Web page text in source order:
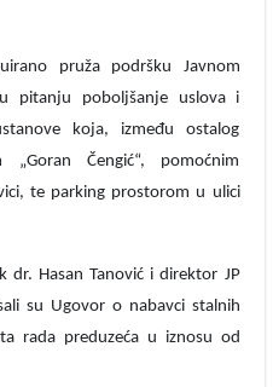
pruža podršku Javnom
pitanju poboljšanje uslova i
koja, između ostalog
Čengić“, pomoćnim
te parking prostorom u ulici
dr. Hasan Tanović i direktor JP
su Ugovor o nabavci stalnih
rada preduzeća u iznosu od